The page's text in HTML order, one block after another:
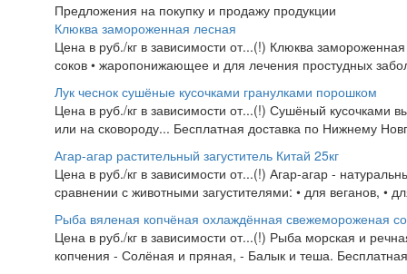
Предложения на покупку и продажу продукции
Клюква замороженная лесная
Цена в руб./кг в зависимости от...(!) Клюква
соков • жаропонижающее и для лечения простудных
Лук чеснок сушёные кусочками гранулками порошком
Цена в руб./кг в зависимости от...(!) Сушёный
или на сковороду... Бесплатная доставка по Нижнему
Агар-агар растительный загуститель Китай 25кг
Цена в руб./кг в зависимости от...(!) Агар-агар -
сравнении с животными загустителями: • для веганов, •
Рыба вяленая копчёная охлаждённая свежемороженая
Цена в руб./кг в зависимости от...(!) Рыба морская и
копчения - Солёная и пряная, - Балык и теша.